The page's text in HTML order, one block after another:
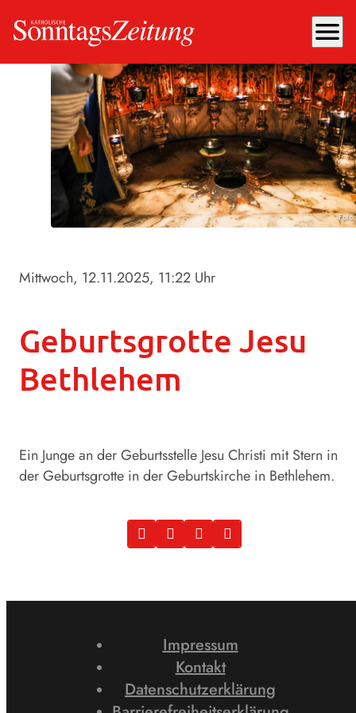
menu
Mittwoch, 12.11.2025, 11:22 Uhr
Geburtsgrotte Jesu
Bethlehem
Ein Junge an der Geburtsstelle Jesu Christi mit Stern in
der Geburtsgrotte in der Geburtskirche in Bethlehem.
Impressum
Kontakt
Datenschutzerklärung